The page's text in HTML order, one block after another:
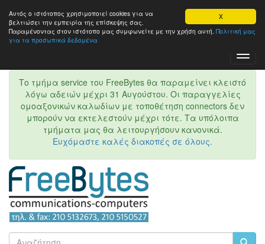
X
Αυτός ο ιστότοπος χρησιμοποιεί cookies για να
βελτιώσει την εμπειρία της επίσκεψης σας.
Παραμένοντας στον ιστότοπo μας συμφωνείτε με την χρήση αυτή. Πολιτική μας
για τα προσωπικά δεδομένα
Το τμήμα service του FreeBytes θα παραμείνει κλειστό
λόγω αδειών μέχρι 31 Αυγούστου. Οι παραγγελίες
ομοαξονικών καλωδίων με τοποθέτηση connectors δεν
μπορούν να εκτελεστούν μέχρι τότε. Τα υπόλοιπα
τμήματα μας θα λειτουργήσουν κανονικά.
Ευχόμαστε καλές διακοπές σε όλους.